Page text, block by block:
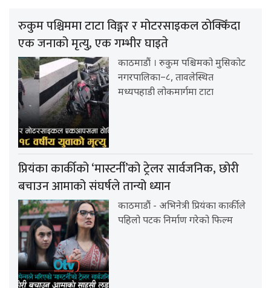
रुकुम पश्चिममा टाटा विङ्गर र मोटरसाइकल ठोक्किँदा
एक जनाको मृत्यु, एक गम्भीर घाइते
काठमाडौं । रुकुम पश्चिमको मुसिकोट
नगरपालिका–८, तावलेस्थित
मध्यपहाडी लोकमार्गमा टाटा
प्रियंका कार्कीको ‘मास्टर्नी’को ट्रेलर सार्वजनिक, छोरी
बचाउन आमाको संघर्षले तान्यो ध्यान
काठमाडौं - अभिनेत्री प्रियंका कार्कीले
पहिलो पटक निर्माण गरेको फिल्म